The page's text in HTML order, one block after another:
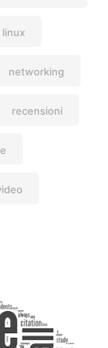
linux
networking
recensioni